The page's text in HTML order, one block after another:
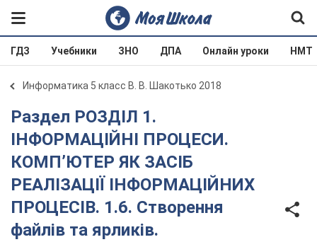
ГДЗ Учебники ЗНО ДПА Онлайн уроки НМТ
Информатика 5 класс В. В. Шакотько 2018
Раздел РОЗДІЛ 1.
ІНФОРМАЦІЙНІ ПРОЦЕСИ.
КОМП’ЮТЕР ЯК ЗАСІБ
РЕАЛІЗАЦІЇ ІНФОРМАЦІЙНИХ
ПРОЦЕСІВ. 1.6. Створення
файлів та ярликів.